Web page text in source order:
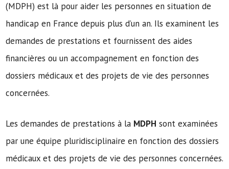
(MDPH) est là pour aider les personnes en situation de
handicap en France depuis plus d’un an. Ils examinent les
demandes de prestations et fournissent des aides
financières ou un accompagnement en fonction des
dossiers médicaux et des projets de vie des personnes
concernées.
Les demandes de prestations à la MDPH sont examinées
par une équipe pluridisciplinaire en fonction des dossiers
médicaux et des projets de vie des personnes concernées.